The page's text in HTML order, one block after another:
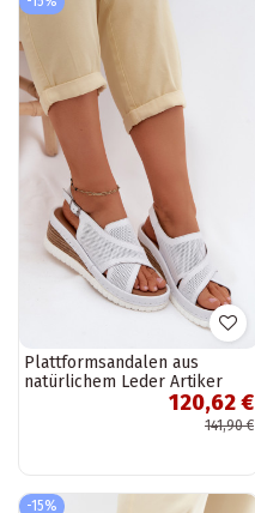
Plattformsandalen aus
natürlichem Leder Artiker
120,62 €
141,90 €
-15%